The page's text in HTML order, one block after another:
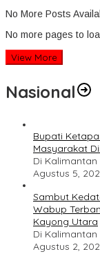
No More Posts
No more pages to
View More
Nasional
Bupati
Masyarakat
Di
Agustus 5,
Sambut
Wabup
Kayong Utara
Di
Agustus 2,